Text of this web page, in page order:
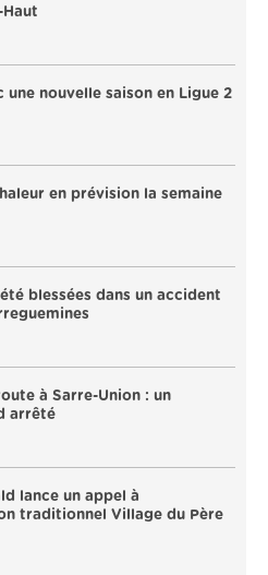
nouvelle saison en Ligue 2
en prévision la semaine
blessées dans un accident
à Sarre-Union : un
arrêté
lance un appel à
traditionnel Village du Père